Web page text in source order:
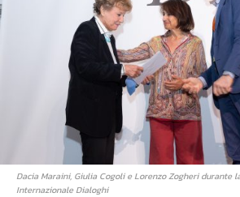
Dacia Maraini, Giulia Cogoli e Lorenzo Zogheri durante
Internazionale Dialoghi